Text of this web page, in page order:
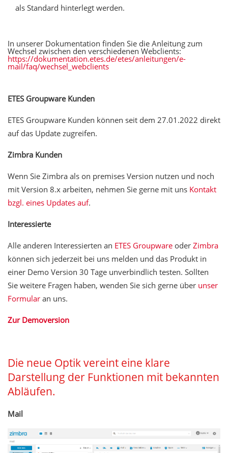
als Standard hinterlegt werden.
In unserer Dokumentation finden Sie die Anleitung zum
Wechsel zwischen den verschiedenen Webclients:
https://dokumentation.etes.de/etes/anleitungen/e-
mail/faq/wechsel_webclients
ETES Groupware Kunden
ETES Groupware Kunden können seit dem 27.01.2022 direkt
auf das Update zugreifen.
Zimbra Kunden
Wenn Sie Zimbra als on premises Version nutzen und noch
mit Version 8.x arbeiten, nehmen Sie gerne mit uns Kontakt
bzgl. eines Updates auf.
Interessierte
Alle anderen Interessierten an ETES Groupware oder Zimbra
können sich jederzeit bei uns melden und das Produkt in
einer Demo Version 30 Tage unverbindlich testen. Sollten
Sie weitere Fragen haben, wenden Sie sich gerne über unser
Formular an uns.
Zur Demoversion
Die neue Optik vereint eine klare
Darstellung der Funktionen mit bekannten
Abläufen.
Mail